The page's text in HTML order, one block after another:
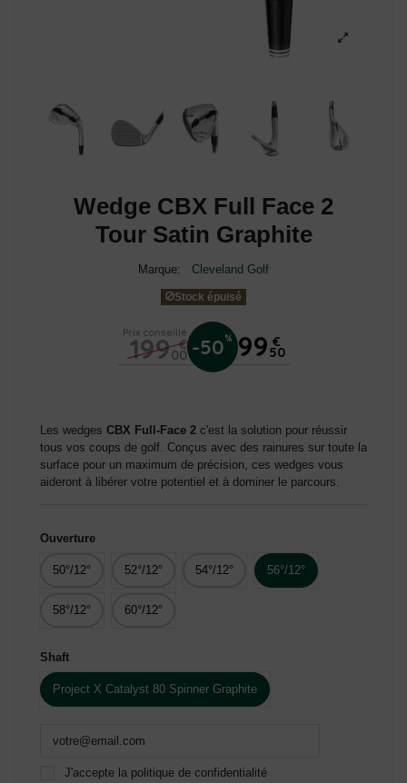
Wedge CBX Full Face 2
Tour Satin Graphite
Marque: Cleveland Golf
Stock épuisé
Prix conseillé
199 €
00 -50% 99 €
50
Les wedges CBX Full-Face 2 c'est la solution pour réussir
tous vos coups de golf. Conçus avec des rainures sur toute la
surface pour un maximum de précision, ces wedges vous
aideront à libérer votre potentiel et à dominer le parcours.
Ouverture
50°/12° 52°/12° 54°/12° 56°/12°
58°/12° 60°/12°
Shaft
Project X Catalyst 80 Spinner Graphite
J'accepte la politique de confidentialité